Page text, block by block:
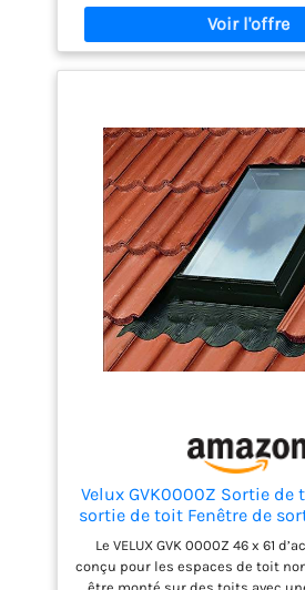
Velux GVK0000Z Sortie de
sortie de toit Fenêtre de
toit
Le VELUX GVK 0000Z 46 x 61
conçu pour les espaces de toit